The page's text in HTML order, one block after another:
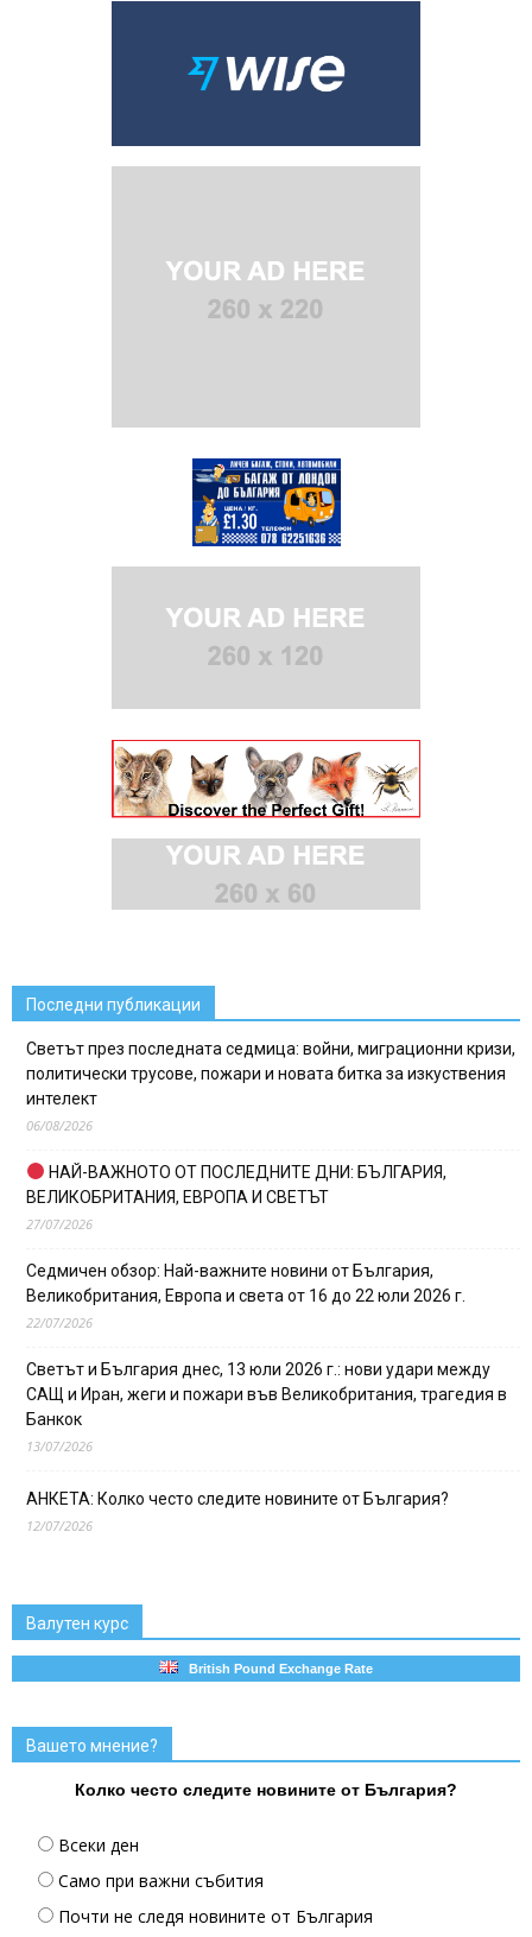
Последни публикации
Светът през последната седмица: войни, миграционни кризи,
политически трусове, пожари и новата битка за изкуствения
интелект
06/08/2026
НАЙ-ВАЖНОТО ОТ ПОСЛЕДНИТЕ ДНИ: БЪЛГАРИЯ,
ВЕЛИКОБРИТАНИЯ, ЕВРОПА И СВЕТЪТ
27/07/2026
Седмичен обзор: Най-важните новини от България,
Великобритания, Европа и света от 16 до 22 юли 2026 г.
22/07/2026
Светът и България днес, 13 юли 2026 г.: нови удари между
САЩ и Иран, жеги и пожари във Великобритания, трагедия в
Банкок
13/07/2026
АНКЕТА: Колко често следите новините от България?
12/07/2026
Валутен курс
British Pound Exchange Rate
Вашето мнение?
Колко често следите новините от България?
Всеки ден
Само при важни събития
Почти не следя новините от България